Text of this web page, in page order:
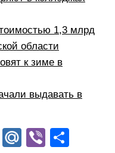
1,3 млрд
области
к зиме в
выдавать в
T
M Vi